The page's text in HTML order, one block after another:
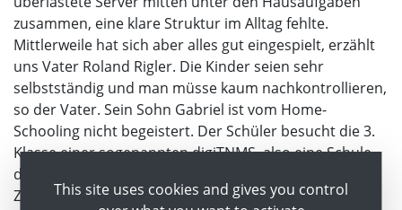
zusammen, eine klare Struktur im Alltag fehlte.
Mittlerweile hat sich aber alles gut eingespielt, erzählt
uns Vater Roland Rigler. Die Kinder seien sehr
selbstständig und man müsse kaum nachkontrollieren,
so der Vater. Sein Sohn Gabriel ist vom Home-
Schooling nicht begeistert. Der Schüler besucht die 3.
Klasse einer sogenannten digiTNMS, also eine Schule,
die sich bereits auf digitales Lernen spezialisiert hat.
Zwar ist er den Umgang mit digitalen Lernplattformen
This site uses cookies and gives you control